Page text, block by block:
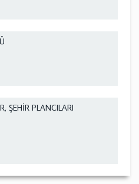
ŞEHİR PLANCILARI